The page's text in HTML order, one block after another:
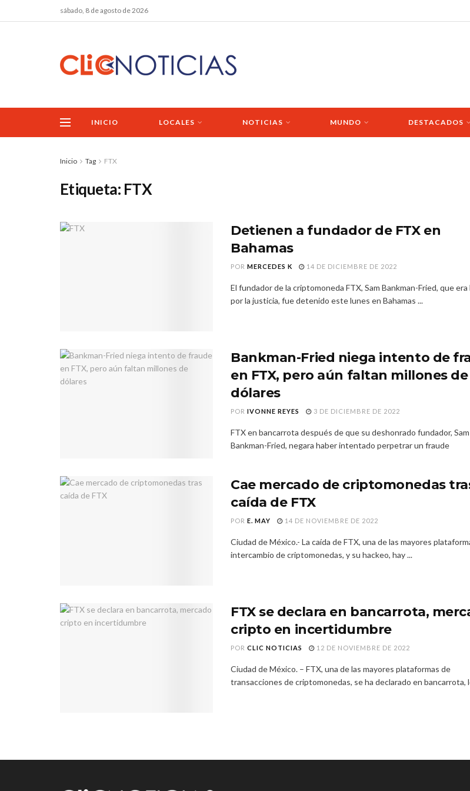
sábado, 8 de agosto de 2026
INICIO LOCALES NOTICIAS MUNDO DESTACADOS
Inicio Tag FTX
Etiqueta: FTX
Detienen a fundador de FTX en
Bahamas
POR MERCEDES K 14 DE DICIEMBRE DE 2022
El fundador de la criptomoneda FTX, Sam Bankman-Fried, que era
por la justicia, fue detenido este lunes en Bahamas ...
Bankman-Fried niega intento de
en FTX, pero aún faltan millones de
dólares
POR IVONNE REYES 3 DE DICIEMBRE DE 2022
FTX en bancarrota después de que su deshonrado fundador, Sam
Bankman-Fried, negara haber intentado perpetrar un fraude
Cae mercado de criptomonedas
caída de FTX
POR E. MAY 14 DE NOVIEMBRE DE 2022
Ciudad de México.- La caída de FTX, una de las mayores
intercambio de criptomonedas, y su hackeo, hay ...
FTX se declara en bancarrota,
cripto en incertidumbre
POR CLIC NOTICIAS 12 DE NOVIEMBRE DE 2022
Ciudad de México. – FTX, una de las mayores plataformas de
transacciones de criptomonedas, se ha declarado en bancarrota,